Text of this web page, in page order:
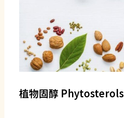
植物固醇 Phytosterols